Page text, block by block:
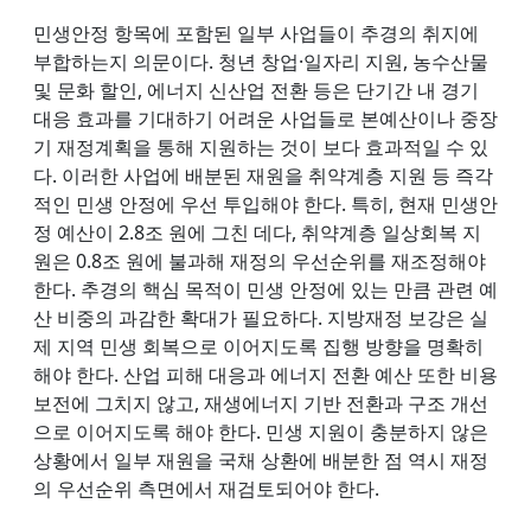
민생안정 항목에 포함된 일부 사업들이 추경의 취지에
부합하는지 의문이다. 청년 창업·일자리 지원, 농수산물
및 문화 할인, 에너지 신산업 전환 등은 단기간 내 경기
대응 효과를 기대하기 어려운 사업들로 본예산이나 중장
기 재정계획을 통해 지원하는 것이 보다 효과적일 수 있
다. 이러한 사업에 배분된 재원을 취약계층 지원 등 즉각
적인 민생 안정에 우선 투입해야 한다. 특히, 현재 민생안
정 예산이 2.8조 원에 그친 데다, 취약계층 일상회복 지
원은 0.8조 원에 불과해 재정의 우선순위를 재조정해야
한다. 추경의 핵심 목적이 민생 안정에 있는 만큼 관련 예
산 비중의 과감한 확대가 필요하다. 지방재정 보강은 실
제 지역 민생 회복으로 이어지도록 집행 방향을 명확히
해야 한다. 산업 피해 대응과 에너지 전환 예산 또한 비용
보전에 그치지 않고, 재생에너지 기반 전환과 구조 개선
으로 이어지도록 해야 한다. 민생 지원이 충분하지 않은
상황에서 일부 재원을 국채 상환에 배분한 점 역시 재정
의 우선순위 측면에서 재검토되어야 한다.